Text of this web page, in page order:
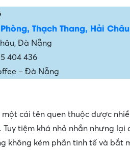
Thạch Thang, Hải
Đà Nẵng
404 436
– Đà Nẵng
một cái tên quen thuộc được
Tuy tiệm khá nhỏ nhắn nhưng
không kém phần tinh tế và bắt